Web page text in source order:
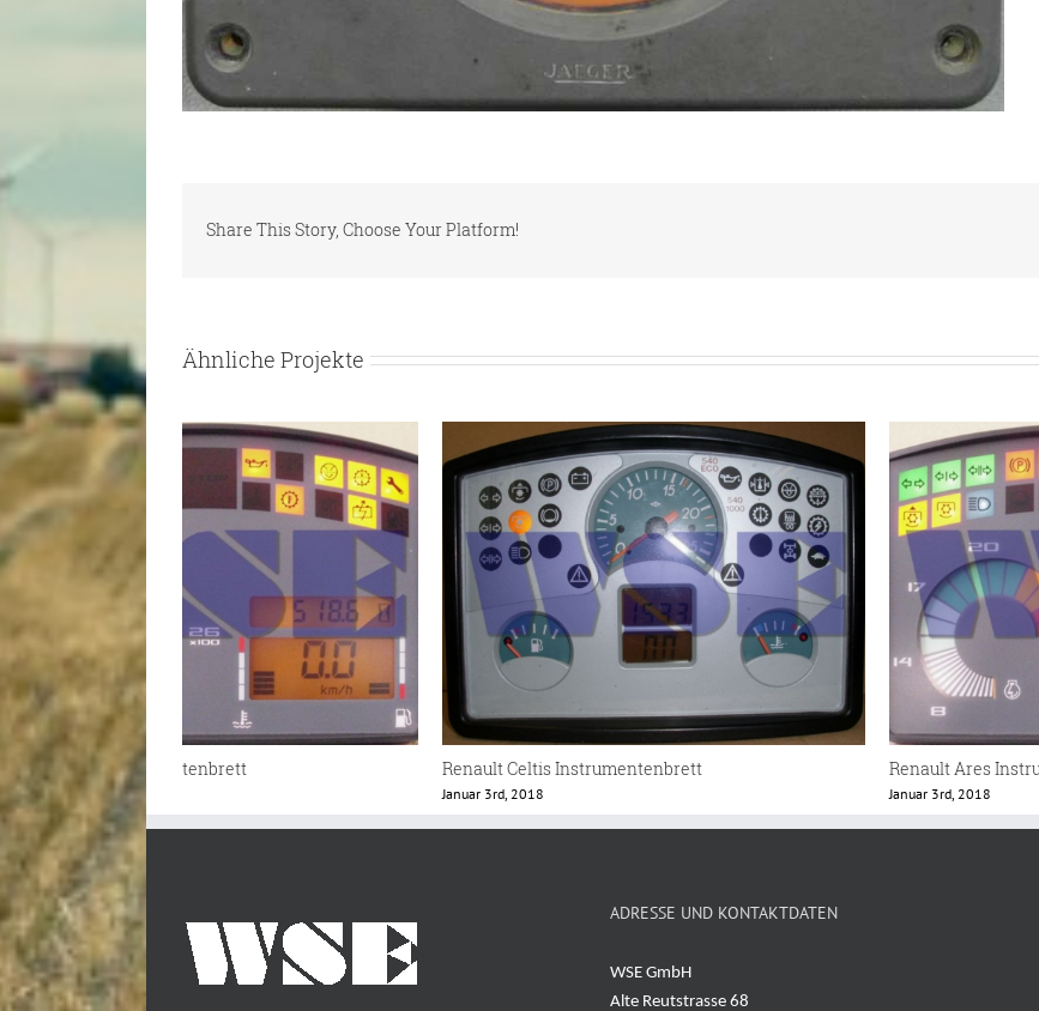
Share This Story, Choose Your Platform!
Ähnliche Projekte
Renault Ares Instrumentenbrett Renault Celtis Instrumentenbrett
ADRESSE UND KONTAKTDATEN
WSE GmbH
Alte Reutstrasse 68